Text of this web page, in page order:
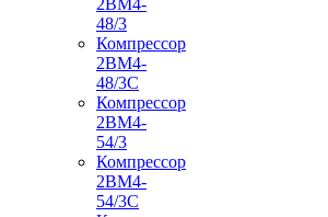
2ВМ4-
48/3
Компрессор
2ВМ4-
48/3С
Компрессор
2ВМ4-
54/3
Компрессор
2ВМ4-
54/3С